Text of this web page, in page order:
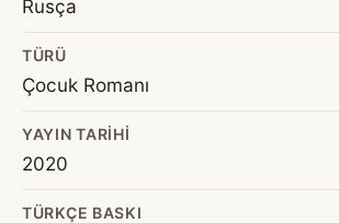
Rusça
TÜRÜ
Çocuk Romanı
YAYIN TARIHI
2020
TÜRKÇE BASKI